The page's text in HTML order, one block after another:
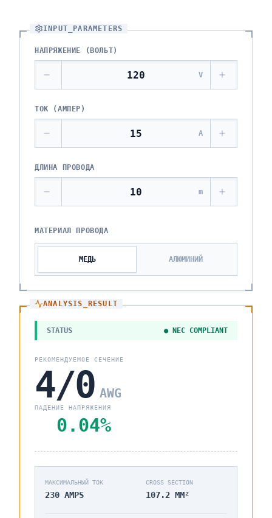
INPUT_PARAMETERS
НАПРЯЖЕНИЕ (ВОЛЬТ)
V
ТОК (АМПЕР)
A
ДЛИНА ПРОВОДА
m
МАТЕРИАЛ ПРОВОДА
МЕДЬ АЛЮМИНИЙ
ANALYSIS_RESULT
STATUS ● NEC COMPLIANT
РЕКОМЕНДУЕМОЕ СЕЧЕНИЕ
4/0 AWG
ПАДЕНИЕ НАПРЯЖЕНИЯ
0.04%
МАКСИМАЛЬНЫЙ ТОК
230 AMPS
CROSS SECTION
107.2 MM²